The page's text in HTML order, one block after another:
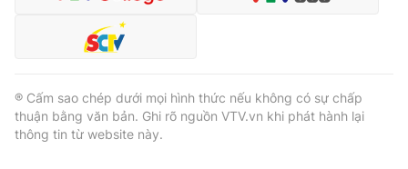
® Cấm sao chép dưới mọi hình thức nếu không có sự chấp
thuận bằng văn bản. Ghi rõ nguồn VTV.vn khi phát hành lại
thông tin từ website này.